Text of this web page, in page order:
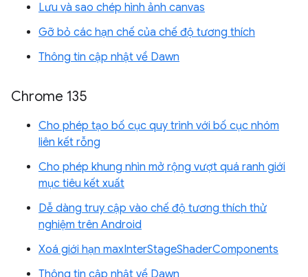
Lưu và sao chép hình ảnh canvas
Gỡ bỏ các hạn chế của chế độ tương thích
Thông tin cập nhật về Dawn
Chrome 135
Cho phép tạo bố cục quy trình với bố cục nhóm
liên kết rỗng
Cho phép khung nhìn mở rộng vượt quá ranh giới
mục tiêu kết xuất
Dễ dàng truy cập vào chế độ tương thích thử
nghiệm trên Android
Xoá giới hạn maxInterStageShaderComponents
Thông tin cập nhật về Dawn